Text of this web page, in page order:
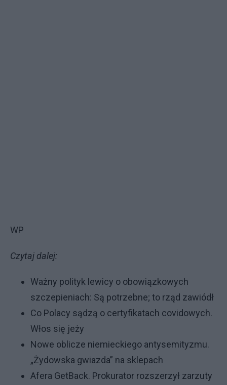
WP
Czytaj dalej:
Ważny polityk lewicy o obowiązkowych
szczepieniach: Są potrzebne; to rząd zawiódł
Co Polacy sądzą o certyfikatach covidowych.
Włos się jeży
Nowe oblicze niemieckiego antysemityzmu.
„Żydowska gwiazda” na sklepach
Afera GetBack. Prokurator rozszerzył zarzuty